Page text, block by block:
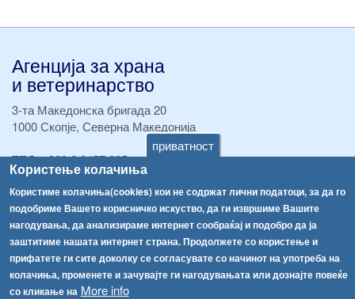
приватност
Користење колачиња
Користиме колачиња(cookies) кои не содржат лични податоци, за да го
подобриме Вашето корисничко искуство, да ги извршиме Вашите
нагодувања, да анализираме интернет сообраќај и подобро да ја
заштитиме нашата интернет страна. Продолжете со користење и
прифатете ги сите доколку се согласувате со начинот на употреба на
колачиња, променете и зачувајте ги нагодувањата или дознајте повеќе
со кликање на More info
Агенција за храна
и ветеринарство
3-та Македонска бригада 20
1000 Скопје, Северна Македонија
ТЕЛ:+389 2 2457 895
ТЕЛ:+389 2 2457 873
Факс:+389 2 2457 893
Факс:+389 2 2457 871
info@fva.gov.mk
[АХВ-претходна страна]
СоопштенијаНавигација